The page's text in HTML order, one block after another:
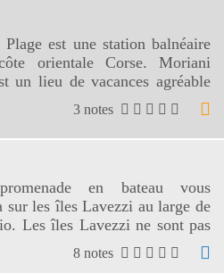
est une station balnéaire
orientale Corse. Moriani
un lieu de vacances agréable
mer et la Castagniccia.
3 notes
en bateau vous
sur les îles Lavezzi au large de
Les îles Lavezzi ne sont pas
de la Sardaigne. N'oubliez pas
et un tuba pour votre
8 notes